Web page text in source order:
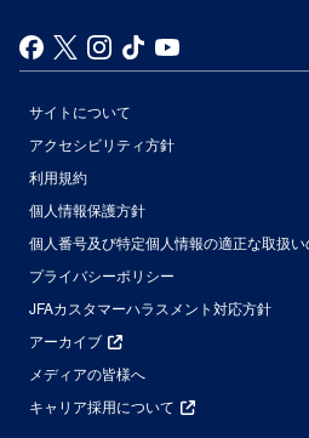
サイトについて
アクセシビリティ方針
利用規約
個人情報保護方針
個人番号及び特定個人情報の適正な取扱
プライバシーポリシー
JFAカスタマーハラスメント対応方針
アーカイブ
メディアの皆様へ
キャリア採用について